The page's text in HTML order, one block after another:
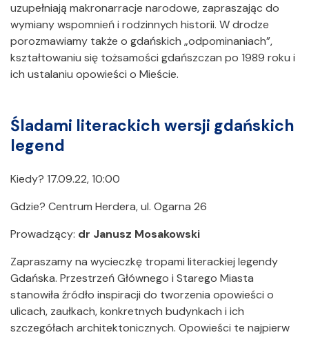
uzupełniają makronarracje narodowe, zapraszając do
wymiany wspomnień i rodzinnych historii. W drodze
porozmawiamy także o gdańskich „odpominaniach”,
kształtowaniu się tożsamości gdańszczan po 1989 roku i
ich ustalaniu opowieści o Mieście.
Śladami literackich wersji gdańskich
legend
Kiedy? 17.09.22, 10:00
Gdzie? Centrum Herdera, ul. Ogarna 26
Prowadzący: dr Janusz Mosakowski
Zapraszamy na wycieczkę tropami literackiej legendy
Gdańska. Przestrzeń Głównego i Starego Miasta
stanowiła źródło inspiracji do tworzenia opowieści o
ulicach, zaułkach, konkretnych budynkach i ich
szczegółach architektonicznych. Opowieści te najpierw